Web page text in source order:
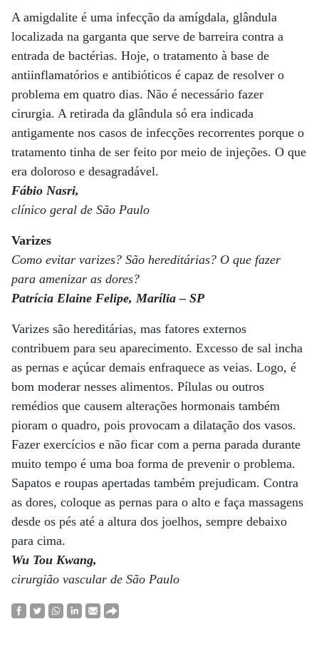
A amigdalite é uma infecção da amígdala, glândula
localizada na garganta que serve de barreira contra a
entrada de bactérias. Hoje, o tratamento à base de
antiinflamatórios e antibióticos é capaz de resolver o
problema em quatro dias. Não é necessário fazer
cirurgia. A retirada da glândula só era indicada
antigamente nos casos de infecções recorrentes porque o
tratamento tinha de ser feito por meio de injeções. O que
era doloroso e desagradável.
Fábio Nasri,
clínico geral de São Paulo
Varizes
Como evitar varizes? São hereditárias? O que fazer
para amenizar as dores?
Patrícia Elaine Felipe, Marília – SP
Varizes são hereditárias, mas fatores externos
contribuem para seu aparecimento. Excesso de sal incha
as pernas e açúcar demais enfraquece as veias. Logo, é
bom moderar nesses alimentos. Pílulas ou outros
remédios que causem alterações hormonais também
pioram o quadro, pois provocam a dilatação dos vasos.
Fazer exercícios e não ficar com a perna parada durante
muito tempo é uma boa forma de prevenir o problema.
Sapatos e roupas apertadas também prejudicam. Contra
as dores, coloque as pernas para o alto e faça massagens
desde os pés até a altura dos joelhos, sempre debaixo
para cima.
Wu Tou Kwang,
cirurgião vascular de São Paulo